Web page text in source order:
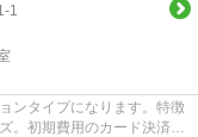
1
ンタイプになります。特徴
。初期費用のカード決済が